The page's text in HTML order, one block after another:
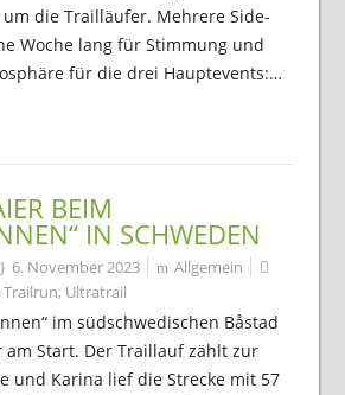
die Trailläufer. Mehrere Side-
Woche lang für Stimmung und
für die drei Hauptevents:…
BEIM
IN SCHWEDEN
6. November 2023
Allgemein
Trailrun, Ultratrail
im südschwedischen Båstad
am Start. Der Traillauf zählt zur
und Karina lief die Strecke mit 57